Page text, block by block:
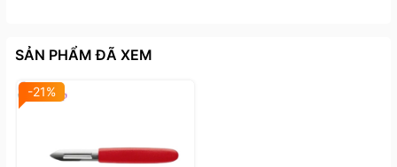
SẢN PHẨM ĐÃ XEM
-21%